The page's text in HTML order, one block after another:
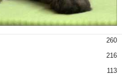
260
216
113